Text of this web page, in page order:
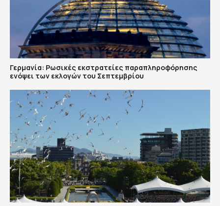
Γερμανία: Ρωσικές εκστρατείες παραπληροφόρησης
ενόψει των εκλογών του Σεπτεμβρίου